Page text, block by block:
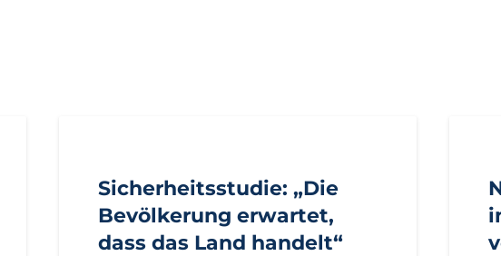
Sicherheitsstudie: „Die
Bevölkerung erwartet,
dass das Land handelt“